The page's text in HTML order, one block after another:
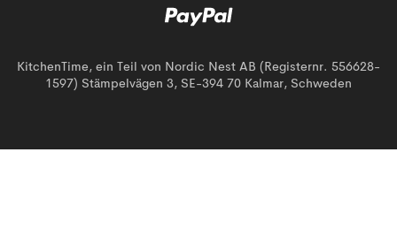
KitchenTime, ein Teil von Nordic Nest AB (Registernr. 556628-
1597) Stämpelvägen 3, SE-394 70 Kalmar, Schweden